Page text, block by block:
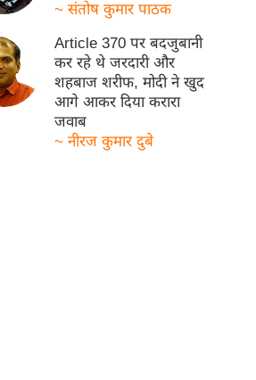
~ संतोष कुमार पाठक
Article 370 पर बदजुबानी
कर रहे थे जरदारी और
शहबाज शरीफ, मोदी ने खुद
आगे आकर दिया करारा
जवाब
~ नीरज कुमार दुबे